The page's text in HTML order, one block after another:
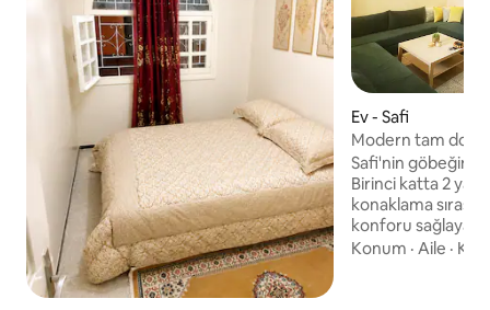
Ev - Safi
Modern tam
daire/dubleks.
Safi'nin
Birinci katta 2
konaklama
konforu sağlayan
odası (interne,
Konum · Aile ·